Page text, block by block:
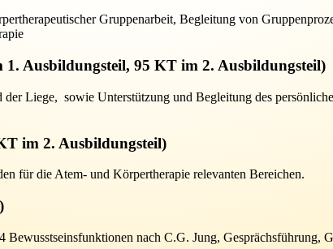
Gruppenarbeit, Begleitung von
Ausbildungsteil, 95 KT im 2. Ausbildungsteil)
Liege, sowie Unterstützung und Begleitung des
im 2. Ausbildungsteil)
für die Atem- und Körpertherapie relevanten Bereichen.
nach C.G. Jung, Gesprächsführung,